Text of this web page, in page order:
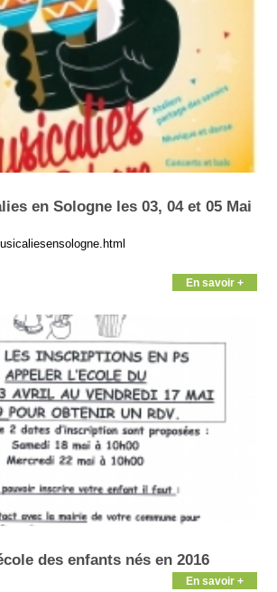
en Sologne les 03, 04 et 05 Mai
En savoir +
des enfants nés en 2016
En savoir +